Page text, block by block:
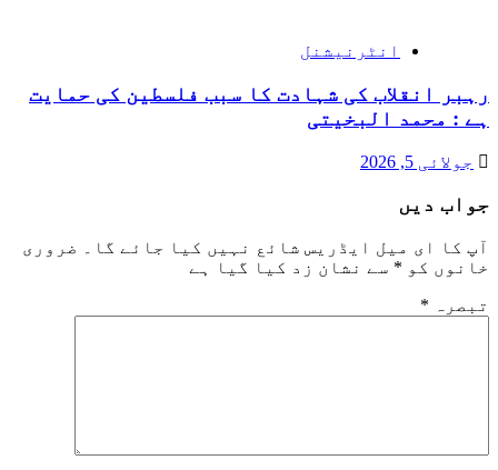
انٹرنیشنل
رہبر انقلاب کی شہادت کا سبب فلسطین کی حمایت
ہے : محمد البخیتی
جولائی 5, 2026
جواب دیں
آپ کا ای میل ایڈریس شائع نہیں کیا جائے گا۔
ضروری
خانوں کو * سے نشان زد کیا گیا ہے
تبصرہ *